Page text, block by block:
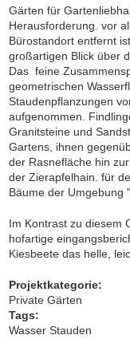
Gärten für
Herausforderung. vor
Bürostandort entfernt
großartigen Blick über
Das feine
geometrischen
Staudenpflanzungen
aufgenommen.
Granitsteine und
Gartens, ihnen
der Rasnefläche hin
der Zierapfelhain. für
Bäume der Umgebung
Im Kontrast zu diesem
hofartige
Kiesbeete das helle,
Projektkategorie:
Private Gärten
Tags:
Wasser Stauden